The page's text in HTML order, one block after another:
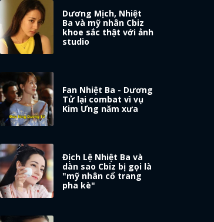
Dương Mịch, Nhiệt
Ba và mỹ nhân Cbiz
khoe sắc thật với ảnh
studio
Fan Nhiệt Ba - Dương
Tử lại combat vì vụ
Kim Ưng năm xưa
Địch Lệ Nhiệt Ba và
dàn sao Cbiz bị gọi là
"mỹ nhân cổ trang
pha kè"